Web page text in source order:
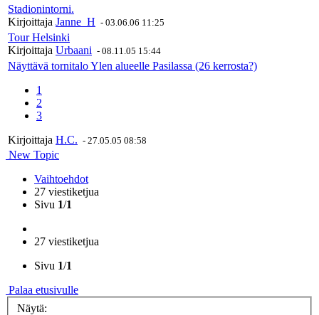
Stadionintorni.
Kirjoittaja Janne_H - 03.06.06 11:25
Tour Helsinki
Kirjoittaja Urbaani - 08.11.05 15:44
Näyttävä tornitalo Ylen alueelle Pasilassa (26 kerrosta?)
1
2
3
Kirjoittaja H.C. - 27.05.05 08:58
New Topic
Vaihtoehdot
27 viestiketjua
Sivu 1/1
27 viestiketjua
Sivu 1/1
Palaa etusivulle
Näytä: